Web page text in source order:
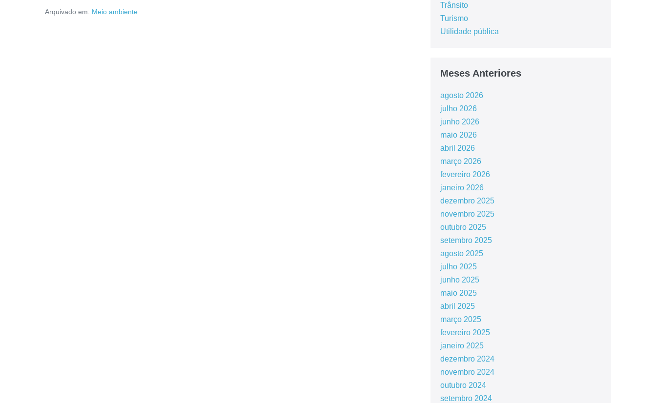
Arquivado em: Meio ambiente
Trânsito
Turismo
Utilidade pública
Meses Anteriores
agosto 2026
julho 2026
junho 2026
maio 2026
abril 2026
março 2026
fevereiro 2026
janeiro 2026
dezembro 2025
novembro 2025
outubro 2025
setembro 2025
agosto 2025
julho 2025
junho 2025
maio 2025
abril 2025
março 2025
fevereiro 2025
janeiro 2025
dezembro 2024
novembro 2024
outubro 2024
setembro 2024